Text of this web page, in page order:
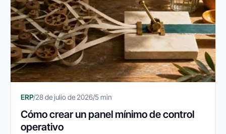
ERP/28 de julio de 2026/5 min
Cómo crear un panel mínimo de control
operativo